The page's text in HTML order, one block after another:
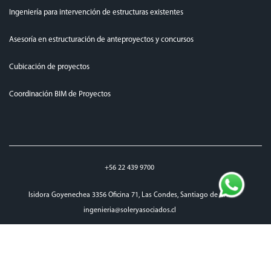
Ingeniería para intervención de estructuras existentes
Asesoría en estructuración de anteproyectos y concursos
Cubicación de proyectos
Coordinación BIM de Proyectos
+56 22 439 9700
Isidora Goyenechea 3356 Oficina 71, Las Condes, Santiago de Chile
ingenieria@soleryasociados.cl